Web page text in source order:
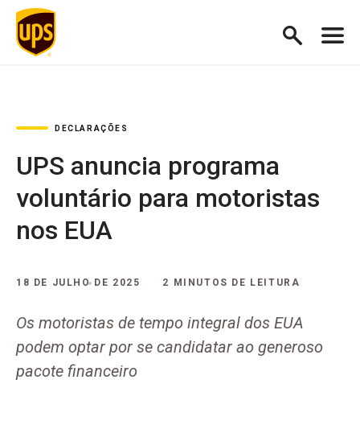
DECLARAÇÕES
UPS anuncia programa
voluntário para motoristas
nos EUA
18 DE JULHO DE 2025 2 MINUTOS DE LEITURA
Os motoristas de tempo integral dos EUA
podem optar por se candidatar ao generoso
pacote financeiro